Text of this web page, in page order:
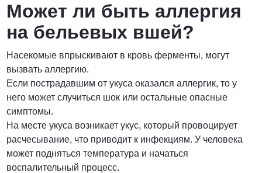
Может ли быть аллергия
на бельевых вшей?
Насекомые впрыскивают в кровь ферменты, могут
вызвать аллергию.
Если пострадавшим от укуса оказался аллергик, то у
него может случиться шок или остальные опасные
симптомы.
На месте укуса возникает укус, который провоцирует
расчесывание, что приводит к инфекциям. У человека
может подняться температура и начаться
воспалительный процесс.